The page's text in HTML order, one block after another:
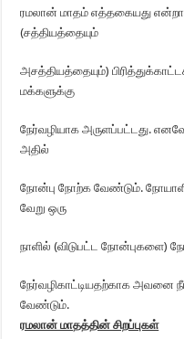
ரமலான் மாதம் எத்தகையது
(சத்தியத்தையும்
அசத்தியத்தையும்)
மக்களுக்கு
நேர்வழியாக அருளப்பட்டது.
அதில்
நோன்பு நோற்க வேண்டும்.
வேறு ஒரு
நாளில் (விடுபட்ட நோன்புகளை)
நேர்வழிகாட்டியதற்காக அவனை
வேண்டும்.
ரமலான் மாதத்தின் சிறப்புகள்